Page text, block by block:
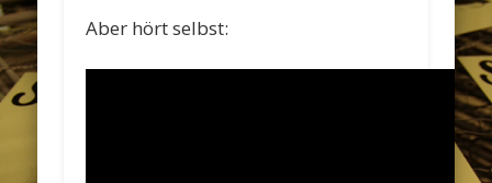
Aber hört selbst: